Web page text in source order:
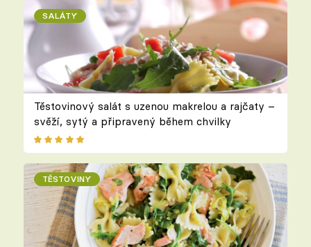
SALÁTY
Těstovinový salát s uzenou makrelou a rajčaty –
svěží, sytý a připravený během chvilky
TĚSTOVINY